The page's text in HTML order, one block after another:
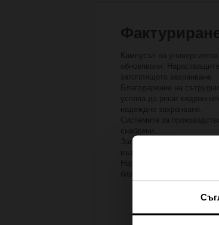
Кампусът на
обновявани.
затоплящото захранване.
Благодарение на
успява да реши
надеждно захранване.
Системите за
снабдени.
Записаните данни
Наред с прозрачното